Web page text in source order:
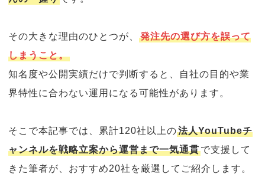
その大きな理由のひとつが、発注先の選び方を誤って
しまうこと。
知名度や公開実績だけで判断すると、自社の目的や業
界特性に合わない運用になる可能性があります。
そこで本記事では、累計120社以上の法人YouTubeチ
ャンネルを戦略立案から運営まで一気通貫で支援して
きた筆者が、おすすめ20社を厳選してご紹介します。